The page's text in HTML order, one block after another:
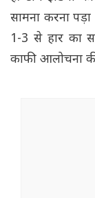
सामना करना
1-3 से हार का
काफी आलोचना